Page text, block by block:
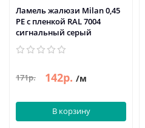
Ламель жалюзи Milan 0,45
PE с пленкой RAL 7004
сигнальный серый
171р. 142р. /м
В корзину